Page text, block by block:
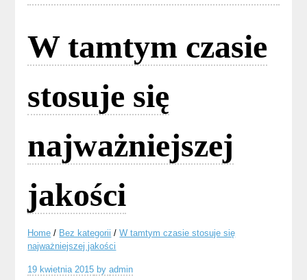
W tamtym czasie
stosuje się
najważniejszej
jakości
Home / Bez kategorii /W tamtym czasie stosuje się
najważniejszej jakości
19 kwietnia 2015 byadmin